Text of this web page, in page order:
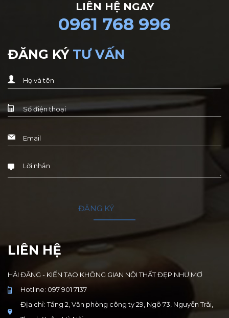
LIÊN HỆ NGAY
0961 768 996
ĐĂNG KÝ TƯ VẤN
LIÊN HỆ
HẢI ĐĂNG - KIẾN TẠO KHÔNG GIAN NỘI THẤT ĐẸP NHƯ MƠ
Hotline: 097 901 7137
Địa chỉ: Tầng 2, Văn phòng công ty 29, Ngõ 73, Nguyễn Trãi,